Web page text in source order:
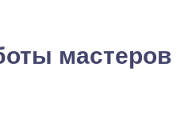
мастеров